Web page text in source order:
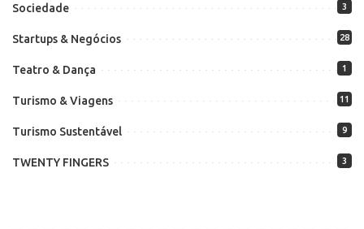
Sociedade 3
Startups & Negócios 28
Teatro & Dança 1
Turismo & Viagens 11
Turismo Sustentável 9
TWENTY FINGERS 3